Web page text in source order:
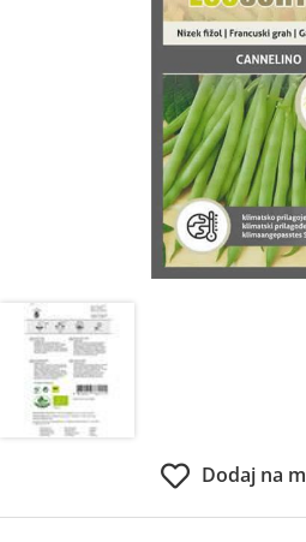
Dodaj na